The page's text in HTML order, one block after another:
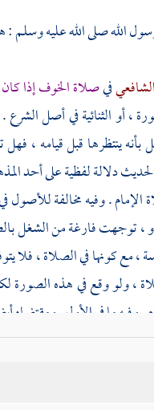
الله صلى الله عليه وسلم :
الشافعيفيصلاة الخوف إذا
، أو الثنائية في أصل الشرع
بأنه ينتظرها قبل قيامه ،
دلالة لفظية على أحد
الإمام . وفيه مخالفة
توجهت فارغة من الشغل
، مع كونها في الصلاة ، فلا
، ولو وقع في هذه الصورة
. وفيه ما في الأول .
الإمام يسلم ، وتقضي الطائفة